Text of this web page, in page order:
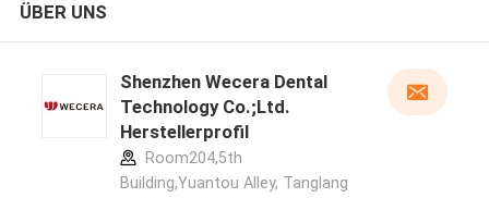
ÜBER UNS
Shenzhen Wecera Dental
Technology Co.;Ltd.
Herstellerprofil
Room204,5th
Building,Yuantou Alley, Tanglang